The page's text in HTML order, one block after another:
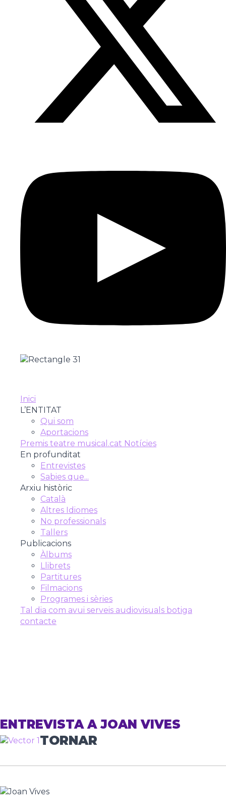
Inici
L’ENTITAT
Qui som
Aportacions
Premis teatre musical.cat Notícies
En profunditat
Entrevistes
Sabies que...
Arxiu històric
Català
Altres Idiomes
No professionals
Tallers
Publicacions
Àlbums
Llibrets
Partitures
Filmacions
Programes i sèries
Tal dia com avui serveis audiovisuals botiga
contacte
ENTREVISTA A JOAN VIVES
TORNAR